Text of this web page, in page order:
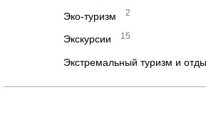
Эко-туризм 2
Экскурсии 15
Экстремальный туризм и